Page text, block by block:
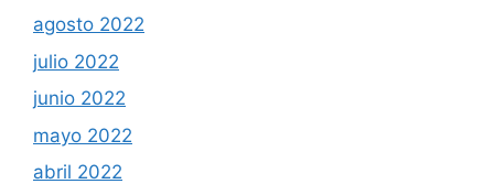
agosto 2022
julio 2022
junio 2022
mayo 2022
abril 2022